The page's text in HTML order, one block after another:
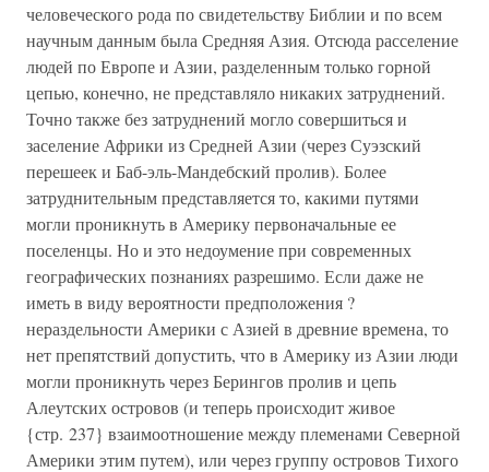
человеческого рода по свидетельству Библии и по всем
научным данным была Средняя Азия. Отсюда расселение
людей по Европе и Азии, разделенным только горной
цепью, конечно, не представляло никаких затруднений.
Точно также без затруднений могло совершиться и
заселение Африки из Средней Азии (через Суэзский
перешеек и Баб-эль-Мандебский пролив). Более
затруднительным представляется то, какими путями
могли проникнуть в Америку первоначальные ее
поселенцы. Но и это недоумение при современных
географических познаниях разрешимо. Если даже не
иметь в виду вероятности предположения ?
нераздельности Америки с Азией в древние времена, то
нет препятствий допустить, что в Америку из Азии люди
могли проникнуть через Берингов пролив и цепь
Алеутских островов (и теперь происходит живое
{стр. 237} взаимоотношение между племенами Северной
Америки этим путем), или через группу островов Тихого